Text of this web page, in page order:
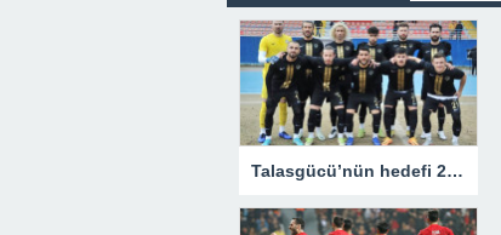
Talasgücü’nün hedefi 24 puanı almak